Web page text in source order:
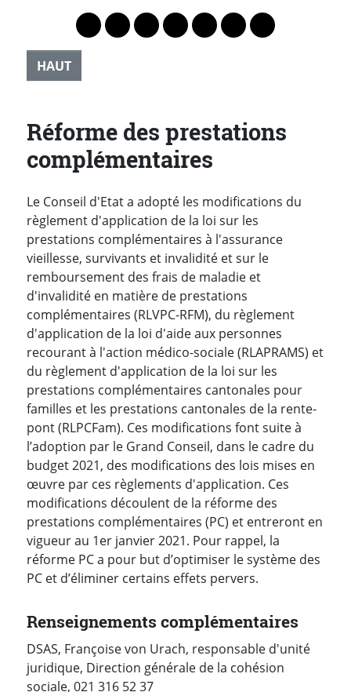
Lien vers le profil Mastodon
Lien vers le profil Bluesky
Lien vers le profil Instagram
Lien vers le profil Linkedin
Lien vers le profil
Lien vers le profil
Partager par
HAUT
Réforme des prestations
complémentaires
Le Conseil d'Etat a adopté les modifications du
règlement d'application de la loi sur les
prestations complémentaires à l'assurance
vieillesse, survivants et invalidité et sur le
remboursement des frais de maladie et
d'invalidité en matière de prestations
complémentaires (RLVPC-RFM), du règlement
d'application de la loi d'aide aux personnes
recourant à l'action médico-sociale (RLAPRAMS) et
du règlement d'application de la loi sur les
prestations complémentaires cantonales pour
familles et les prestations cantonales de la rente-
pont (RLPCFam). Ces modifications font suite à
l’adoption par le Grand Conseil, dans le cadre du
budget 2021, des modifications des lois mises en
œuvre par ces règlements d'application. Ces
modifications découlent de la réforme des
prestations complémentaires (PC) et entreront en
vigueur au 1er janvier 2021. Pour rappel, la
réforme PC a pour but d’optimiser le système des
PC et d’éliminer certains effets pervers.
Renseignements complémentaires
DSAS, Françoise von Urach, responsable d'unité
juridique, Direction générale de la cohésion
sociale, 021 316 52 37